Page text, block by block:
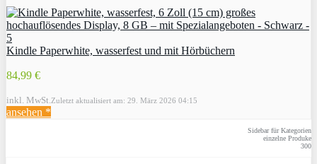
Kindle Paperwhite, wasserfest und mit Hörbüchern
84,99 €
inkl. MwSt. Zuletzt aktualisiert am: 29. März 2026 04:15
ansehen *
Sidebar für Kategorien
einzelne Produke
300